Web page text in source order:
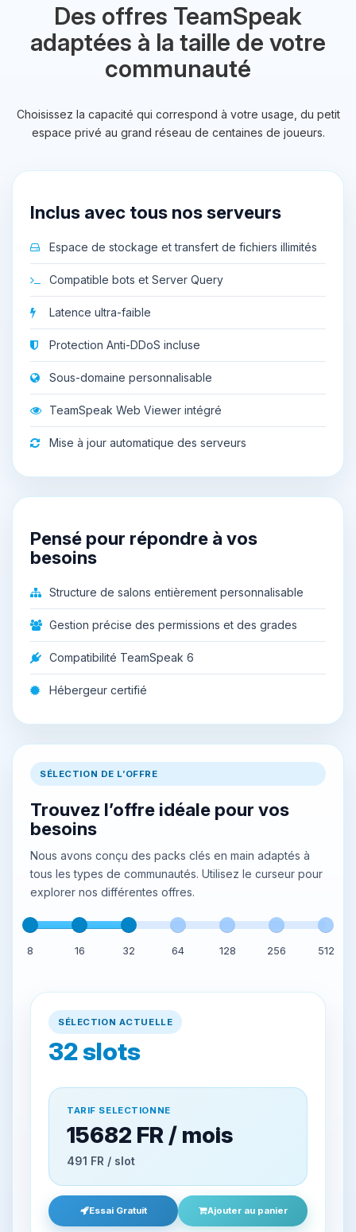
Des offres TeamSpeak
adaptées à la taille de votre
communauté
Choisissez la capacité qui correspond à votre usage, du petit
espace privé au grand réseau de centaines de joueurs.
Inclus avec tous nos serveurs
Espace de stockage et transfert de fichiers illimités
Compatible bots et Server Query
Latence ultra-faible
Protection Anti-DDoS incluse
Sous-domaine personnalisable
TeamSpeak Web Viewer intégré
Mise à jour automatique des serveurs
Pensé pour répondre à vos
besoins
Structure de salons entièrement personnalisable
Gestion précise des permissions et des grades
Compatibilité TeamSpeak 6
Hébergeur certifié
SÉLECTION DE L’OFFRE
Trouvez l’offre idéale pour vos
besoins
Nous avons conçu des packs clés en main adaptés à
tous les types de communautés. Utilisez le curseur pour
explorer nos différentes offres.
8 16 32 64 128 256 512
SÉLECTION ACTUELLE
32slots
TARIF SELECTIONNE
15682 FR / mois
491 FR / slot
Essai Gratuit Ajouter au panier